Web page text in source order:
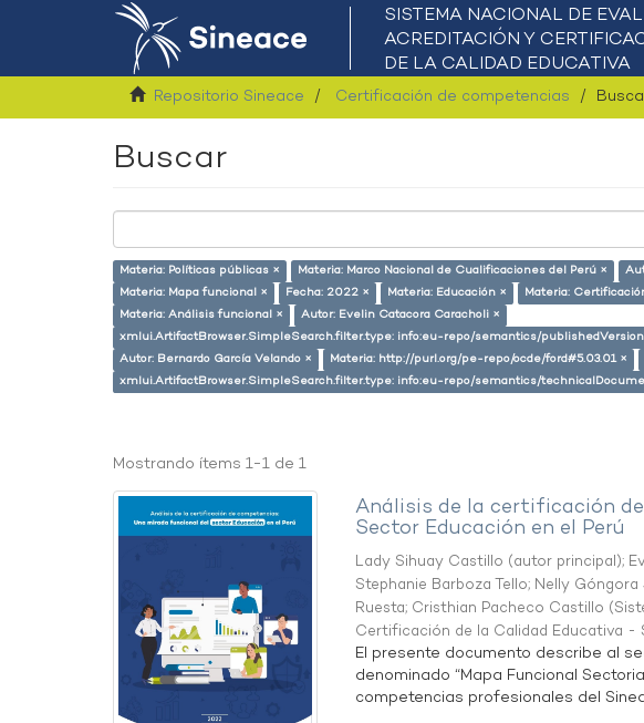
Repositorio Sineace Certificación de competencias
Buscar
Materia: Políticas públicas × Materia: Marco Nacional de Cualificaciones del Perú ×
Materia: Mapa funcional ×
Fecha: 2022 × Materia: Educación × Materia:
Materia: Análisis funcional ×
Autor: Evelin Catacora Caracholi ×
xmlui.ArtifactBrowser.SimpleSearch.filter.type: info:eu-repo/semantics/
Autor: Bernardo García Velando ×
Materia: http://purl.org/pe-repo/ocde/ford#5.03.01 ×
xmlui.ArtifactBrowser.SimpleSearch.filter.type: info:eu-repo/semantics/
Mostrando ítems 1-1 de 1
Análisis de la certificación
Sector Educación en el Perú
Lady Sihuay Castillo (autor principal);
Stephanie Barboza Tello; Nelly Góngora
Ruesta; Cristhian Pacheco Castillo (
Certificación de la Calidad Educativa -
El presente documento describe al
denominado “Mapa Funcional
competencias profesionales del